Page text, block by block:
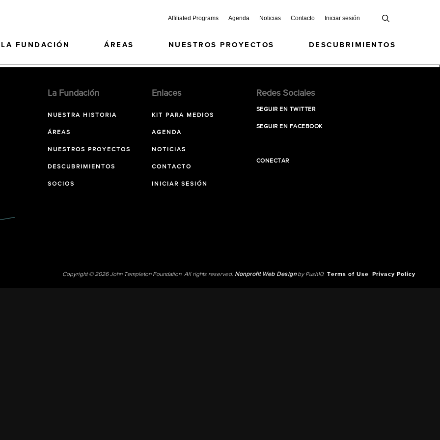
Affiliated Programs Agenda Noticias Contacto Iniciar sesión
LA FUNDACIÓN ÁREAS NUESTROS PROYECTOS DESCUBRIMIENTOS
La Fundación
NUESTRA HISTORIA
ÁREAS
NUESTROS PROYECTOS
DESCUBRIMIENTOS
SOCIOS
Enlaces
KIT PARA MEDIOS
AGENDA
NOTICIAS
CONTACTO
INICIAR SESIÓN
Redes Sociales
SEGUIR EN TWITTER
SEGUIR EN FACEBOOK
CONECTAR
Copyright © 2026 John Templeton Foundation. All rights reserved. Nonprofit Web Designby Push10. Terms of Use Privacy Policy